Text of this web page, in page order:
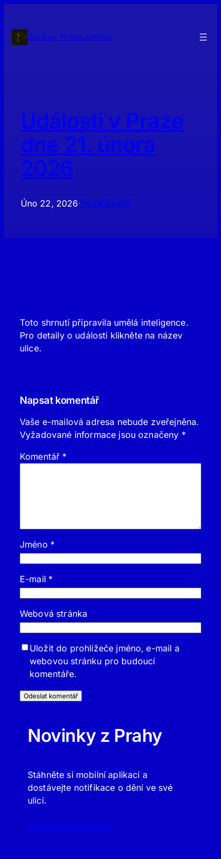
obsahZprávy Praha.online
Události v Praze
dne 21. února
2026
Úno 22, 2026 ·Nezařazené
Toto shrnutí připravila umělá inteligence.
Pro detaily o události klikněte na název
ulice.
Napsat komentář
Vaše e-mailová adresa nebude zveřejněna.
Vyžadované informace jsou označeny *
Komentář *
Jméno *
E-mail *
Webová stránka
Uložit do prohlížeče jméno, e-mail a
webovou stránku pro budoucí
komentáře.
Novinky z Prahy
Stáhněte si mobilní aplikaci a
dostávejte notifikace o dění ve své
ulici.
APLIKACE PRAHA.ONLINE